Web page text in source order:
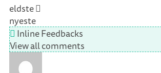
eldste
nyeste
Inline Feedbacks
View all comments